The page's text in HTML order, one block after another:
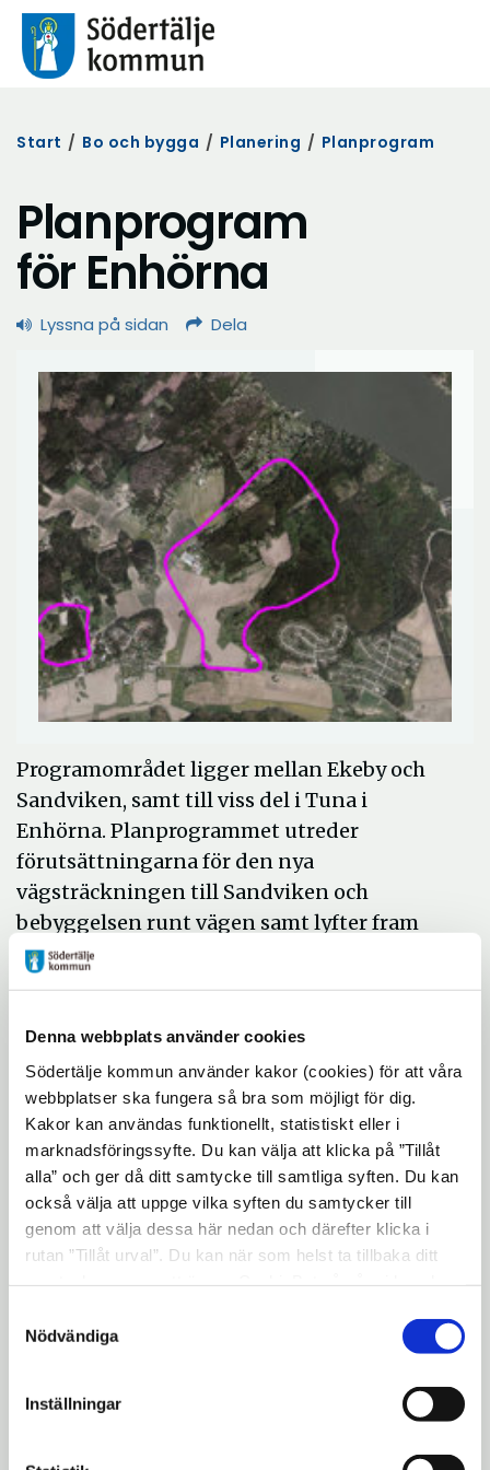
Denna webbplats använder cookies
Södertälje kommun använder kakor (cookies) för att våra
webbplatser ska fungera så bra som möjligt för dig.
Kakor kan användas funktionellt, statistiskt eller i
marknadsföringssyfte. Du kan välja att klicka på ”Tillåt
alla” och ger då ditt samtycke till samtliga syften. Du kan
också välja att uppge vilka syften du samtycker till
genom att välja dessa här nedan och därefter klicka i
rutan ”Tillåt urval”. Du kan när som helst ta tillbaka ditt
"Visa detaljer" kan du läsa om hur kakorna används och
hur vi och våra leverantörer inhämtar och behandlar
Nödvändiga
Inställningar
Start / Bo och bygga / Planering / Planprogram
Planprogram
för Enhörna
Lyssna på sidan Dela
Programområdet ligger mellan Ekeby och
Sandviken, samt till viss del i Tuna i
Enhörna. Planprogrammet utreder
förutsättningarna för den nya
vägsträckningen till Sandviken och
bebyggelsen runt vägen samt lyfter fram
olika alternativa lägen för placering av ny
skola/ utbyggnad av skola och dess för- och
den fördjupade översiktsplanens
intentioner och kommer att delas upp i ett
flertalet detaljplaner. Programområdet är ca
150 ha stort.
Program
Planprogram.pdf (1,69 MB)